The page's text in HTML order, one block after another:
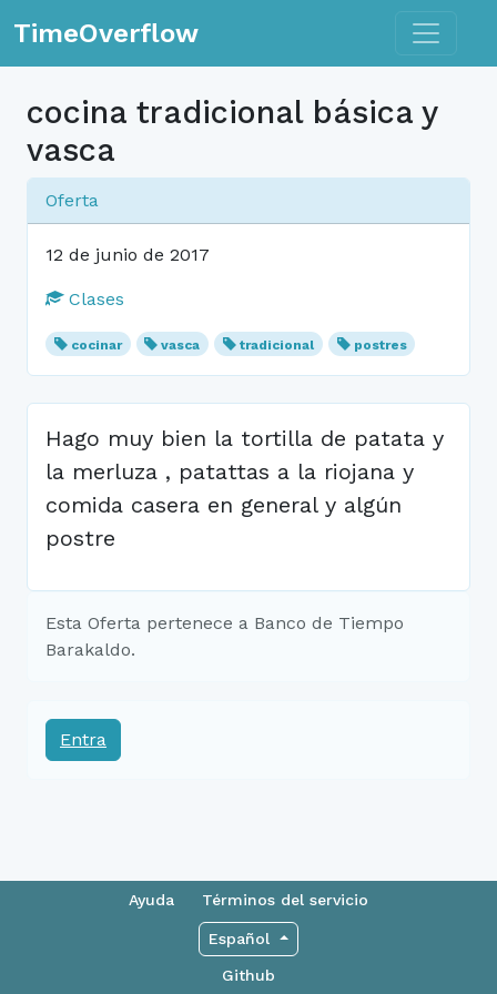
TimeOverflow Toggle
cocina tradicional básica y
vasca
Oferta
12 de junio de 2017
Clases
cocinar vasca tradicional postres
Hago muy bien la tortilla de patata y
la merluza , patattas a la riojana y
comida casera en general y algún
postre
Esta Oferta pertenece a Banco de Tiempo
Barakaldo.
Entra
Ayuda Términos del servicio
Español
Github